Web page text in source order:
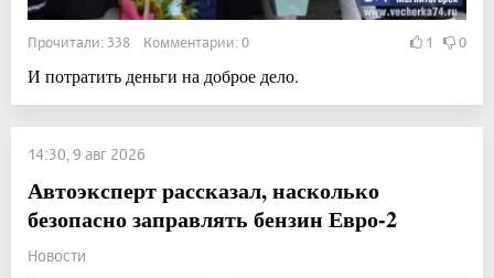
Прочитали: 338 Комментарии: 0 1 0
И потратить деньги на доброе дело.
14:30, 9 авг 2026
Автоэксперт рассказал, насколько
безопасно заправлять бензин Евро-2
Новости